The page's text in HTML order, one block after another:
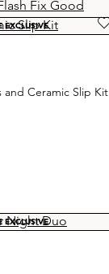
EXCLUSIVE
and Ceramic Slip Kit
EXCLUSIVE